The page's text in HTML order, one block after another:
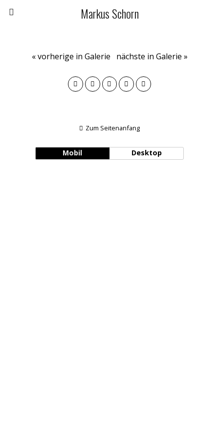
Markus Schorn
« vorherige in Galerie nächste in Galerie »
Zum Seitenanfang
Mobil Desktop